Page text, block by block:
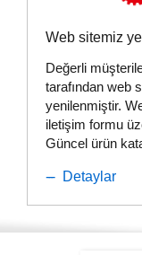
Web sitemiz
Değerli
tarafından web
yenilenmiştir.
iletişim formu
Güncel ürün
Detaylar